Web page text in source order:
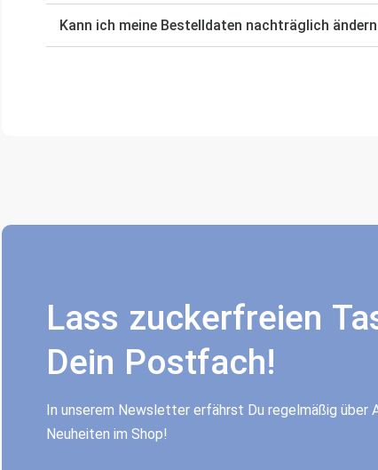
Kann ich meine Bestelldaten nachträglich
Lass zuckerfreien
Dein Postfach!
In unserem Newsletter erfährst Du regelmäßig über
Neuheiten im Shop!